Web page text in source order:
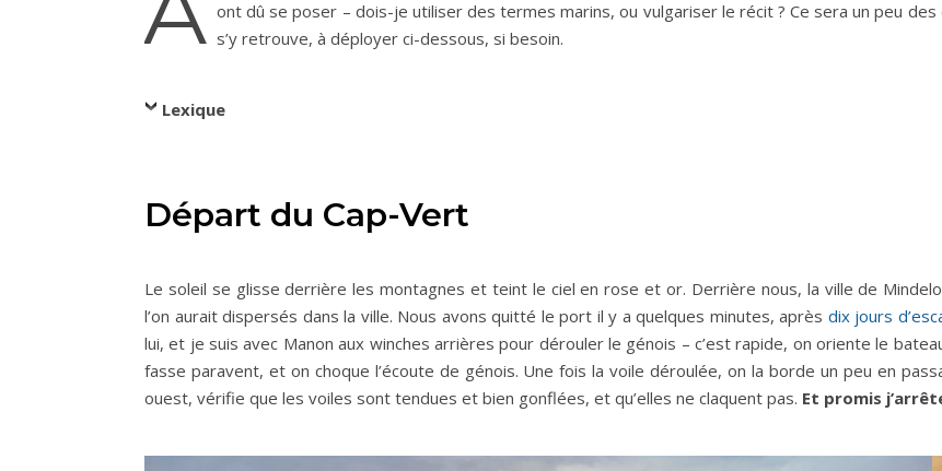
ont dû se poser – dois-je utiliser des termes marins, ou vulgariser le récit ? Ce sera un peu
s’y retrouve, à déployer ci-dessous, si besoin.
Lexique
Départ du Cap-Vert
Le soleil se glisse derrière les montagnes et teint le ciel en rose et or. Derrière nous, la ville de
l’on aurait dispersés dans la ville. Nous avons quitté le port il y a quelques minutes, après dix jours
lui, et je suis avec Manon aux winches arrières pour dérouler le génois – c’est rapide, on oriente le
fasse paravent, et on choque l’écoute de génois. Une fois la voile déroulée, on la borde un peu en
ouest, vérifie que les voiles sont tendues et bien gonflées, et qu’elles ne claquent pas. Et promis